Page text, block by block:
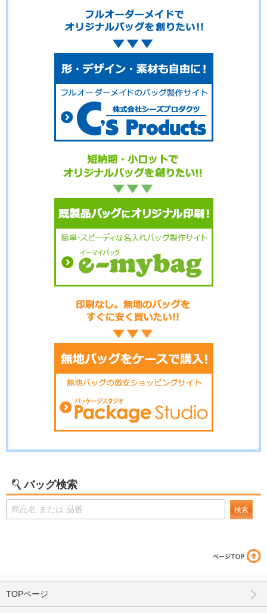
バッグ検索
検索
TOPページ